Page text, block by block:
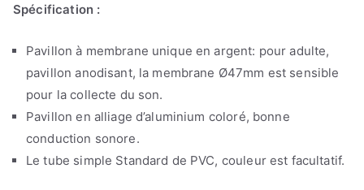
Spécification :
Pavillon à membrane unique en argent: pour adulte,
pavillon anodisant, la membrane Ø47mm est sensible
pour la collecte du son.
Pavillon en alliage d’aluminium coloré, bonne
conduction sonore.
Le tube simple Standard de PVC, couleur est facultatif.